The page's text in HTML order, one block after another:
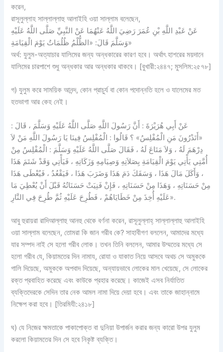
করেন,
রাসূলুল্লাহ সাল্লাল্লাহু আলাইহি ওয়া সাল্লাম বলেছেন,
عَنْ عَبْدِ اللَّهِ بْنِ عُمَرَ رَضِيَ اللَّهُ عَنْهُمَا عَنْ النَّبِيِّ صَلَّى اللَّهُ عَلَيْهِ
وَسَلَّمَ قَالَ: «الظُّلْمُ ظُلُمَاتٌ يَوْمَ الْقِيَامَةِ»
অর্থ: যুলুম-অত্যাচার যালিমের জন্য অন্ধকারের কারণ হবে। অর্থাৎ হাশরের ময়দানে
যালিমের চারপাশে শুধু অন্ধকার আর অন্ধকার থাকবে। [বুখারী:২৪৪৭; মুসলিম:২৫৭৮]
গ) যুলুম করে সাময়িক আনন্দ, কোন প্রাচুর্য বা কোন পদোন্নতি হলে ও যালেমের মত
হতভাগা আর কেহ নেই।
عَنْ أَبِي هُرَيْرَةَ : أَنَّ رَسُولَ اللَّهِ صَلَّى اللَّهُ عَلَيْهِ وَسَلَّمَ ، قَالَ :
«أَتَدْرُونَ مَنِ الْمُفْلِسُ» ؟ قَالُوا : الْمُفْلِسُ فِينَا يَا رَسُولَ اللَّهِ مَنْ لاَ
دِرْهَمَ لَهُ ، وَلاَ مَتَاعَ لَهُ ، فَقَالَ صَلَّى اللَّهُ عَلَيْهِ وَسَلَّمَ : الْمُفْلِسُ مِنْ
أُمَّتِي يَأْتِي يَوْمَ الْقِيَامَةِ بِصَلاَتِهِ وَصِيَامِهِ وَزَكَاتِهِ ، فَيَأْتِي وَقَدْ شَتَمَ هَذَا
، وَأَكَلَ مَالَ هَذَا ، وَسَفَكَ دَمَ هَذَا وَضَرَبَ هَذَا ، فَيَقْعُدُ ، فَيُعْطَى هَذَا
مِنْ حَسَنَاتِهِ ، وَهَذَا مِنْ حَسَنَاتِهِ ، فَإِنْ فَنِيَتْ حَسَنَاتُهُ قَبْلَ أَنْ يُعْطِيَ مَا
عَلَيْهِ أُخِذَ مِنْ خَطَايَاهُمْ ، فَطُرِحَ عَلَيْهِ ثُمَّ طُرِحَ فِي النَّارِ».
আবু হুরায়রা রাদিআল্লাহু আনহু থেকে বর্ণনা করেন, রাসূলুল্লাহ্‌ সাল্লাল্লাহু আলাইহি
ওয়া সাল্লাম বলেছেন, তোমরা কি জান গরীব কে? সাহাবীগণ বললেন, আমাদের মধ্যে
যার সম্পদ নাই সে হলো গরীব লোক। তখন তিনি বললেন, আমার উম্মতের মধ্যে সে
হলো গরীব যে, কিয়ামতের দিন নামায, রোযা ও যাকাত নিয়ে আসবে অথচ সে অমুককে
গালি দিয়েছে, অমুককে অপবাদ দিয়েছে, অন্যায়ভাবে লোকের মাল খেয়েছে, সে লোকের
রক্ত প্রবাহিত করেছে এবং কাউকে প্রহার করেছে। কাজেই এসব নির্যাতিত
ব্যক্তিদেরকে সেদিন তার নেক আমল নামা দিয়ে দেয়া হবে। এবং তাকে জাহান্নামে
নিক্ষেপ করা হবে। [তিরমিযী:২৪১৮]
ঘ) যে নিজের ক্ষমতাকে পাকাপোক্ত বা দুনিয়া উপার্জন করার জন্য কারো উপর যুলুম
করলো কিয়ামতের দিন সে হবে নিকৃষ্ট ব্যক্তি।